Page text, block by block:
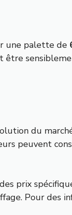
une palette de
être
du
peuvent
prix
Pour des